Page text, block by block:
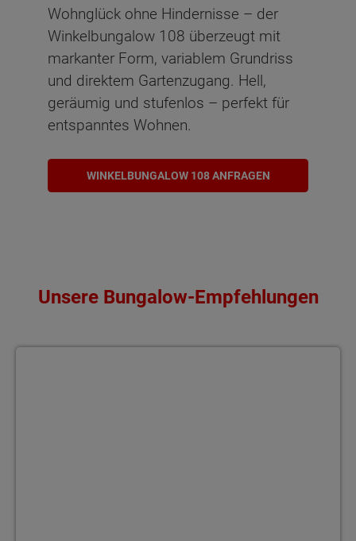
Wohnglück ohne Hindernisse – der
Winkelbungalow 108 überzeugt mit
markanter Form, variablem Grundriss
und direktem Gartenzugang. Hell,
geräumig und stufenlos – perfekt für
entspanntes Wohnen.
WINKELBUNGALOW 108 ANFRAGEN
Unsere Bungalow-Empfehlungen